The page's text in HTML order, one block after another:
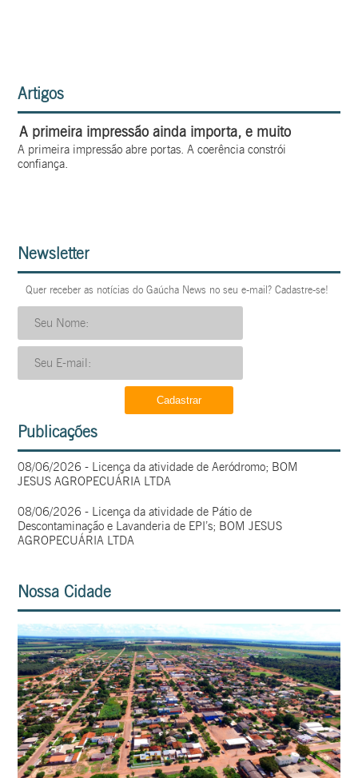
Artigos
A primeira impressão ainda importa, e muito
A primeira impressão abre portas. A coerência constrói
confiança.
Newsletter
Quer receber as notícias do Gaúcha News no seu e-mail? Cadastre-se!
Publicações
08/06/2026 - Licença da atividade de Aeródromo; BOM
JESUS AGROPECUÁRIA LTDA
08/06/2026 - Licença da atividade de Pátio de
Descontaminação e Lavanderia de EPI’s; BOM JESUS
AGROPECUÁRIA LTDA
Nossa Cidade